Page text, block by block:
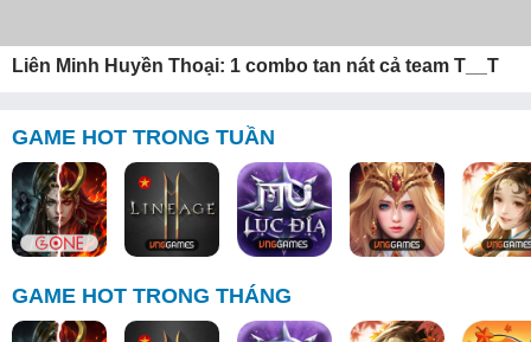
Liên Minh Huyền Thoại: 1 combo tan nát cả team T__T
GAME HOT TRONG TUẦN
GAME HOT TRONG THÁNG